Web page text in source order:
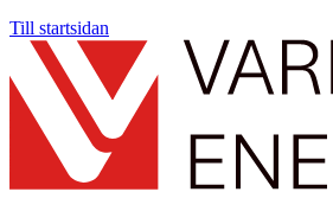
Till startsidan